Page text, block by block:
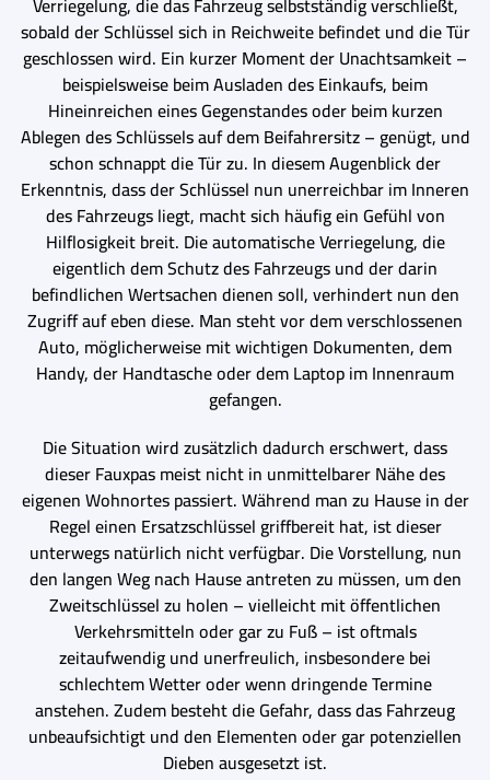
sobald der Schlüssel sich in Reichweite befindet und die Tür
geschlossen wird. Ein kurzer Moment der Unachtsamkeit –
beispielsweise beim Ausladen des Einkaufs, beim
Hineinreichen eines Gegenstandes oder beim kurzen
Ablegen des Schlüssels auf dem Beifahrersitz – genügt, und
schon schnappt die Tür zu. In diesem Augenblick der
Erkenntnis, dass der Schlüssel nun unerreichbar im Inneren
des Fahrzeugs liegt, macht sich häufig ein Gefühl von
Hilflosigkeit breit. Die automatische Verriegelung, die
eigentlich dem Schutz des Fahrzeugs und der darin
befindlichen Wertsachen dienen soll, verhindert nun den
Zugriff auf eben diese. Man steht vor dem verschlossenen
Auto, möglicherweise mit wichtigen Dokumenten, dem
Handy, der Handtasche oder dem Laptop im Innenraum
gefangen.
Die Situation wird zusätzlich dadurch erschwert, dass
dieser Fauxpas meist nicht in unmittelbarer Nähe des
eigenen Wohnortes passiert. Während man zu Hause in der
Regel einen Ersatzschlüssel griffbereit hat, ist dieser
unterwegs natürlich nicht verfügbar. Die Vorstellung, nun
den langen Weg nach Hause antreten zu müssen, um den
Zweitschlüssel zu holen – vielleicht mit öffentlichen
Verkehrsmitteln oder gar zu Fuß – ist oftmals
zeitaufwendig und unerfreulich, insbesondere bei
schlechtem Wetter oder wenn dringende Termine
anstehen. Zudem besteht die Gefahr, dass das Fahrzeug
unbeaufsichtigt und den Elementen oder gar potenziellen
Dieben ausgesetzt ist.